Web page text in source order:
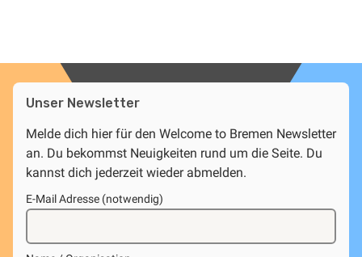
Unser Newsletter
Melde dich hier für den Welcome to Bremen Newsletter
an. Du bekommst Neuigkeiten rund um die Seite. Du
kannst dich jederzeit wieder abmelden.
E-Mail Adresse (notwendig)